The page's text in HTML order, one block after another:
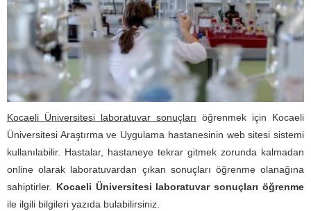
Kocaeli Üniversitesi laboratuvar sonuçları öğrenmek için Kocaeli
Üniversitesi Araştırma ve Uygulama hastanesinin web sitesi sistemi
kullanılabilir. Hastalar, hastaneye tekrar gitmek zorunda kalmadan
online olarak laboratuvardan çıkan sonuçları öğrenme olanağına
sahiptirler. Kocaeli Üniversitesi laboratuvar sonuçları öğrenme
ile ilgili bilgileri yazıda bulabilirsiniz.